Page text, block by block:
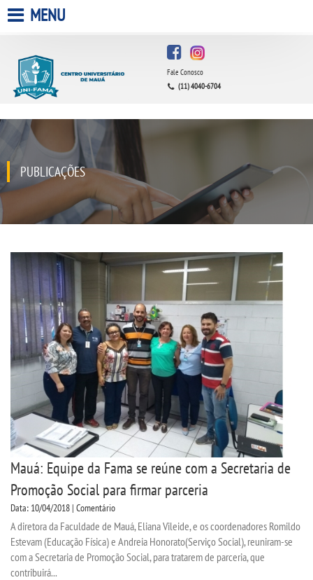
A FACULDADE
QUEM SOMOS
ESTÁGIOS
BIBLIOTECA
CPA
CPSA
PROUNI
ACOMPANHAMENTO EGRESSO
CURSOS
BACHARELADOS
LICENCIATURAS
MENU
Fale Conosco
(11) 4040-6704
PUBLICAÇÕES
Mauá: Equipe da Fama se reúne com a Secretaria de
Promoção Social para firmar parceria
Data: 10/04/2018 | Comentário
A diretora da Faculdade de Mauá, Eliana Vileide, e os coordenadores Romildo
Estevam (Educação Física) e Andreia Honorato(Serviço Social), reuniram-se
com a Secretaria de Promoção Social, para tratarem de parceria, que
contribuirá...